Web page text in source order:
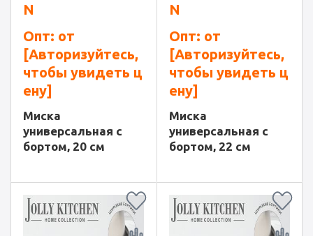
N
Опт: от
[Авторизуйтесь,
чтобы увидеть ц
ену]
Миска
универсальная с
бортом, 20 см
N
Опт: от
[Авторизуйтесь,
чтобы увидеть ц
ену]
Миска
универсальная с
бортом, 22 см